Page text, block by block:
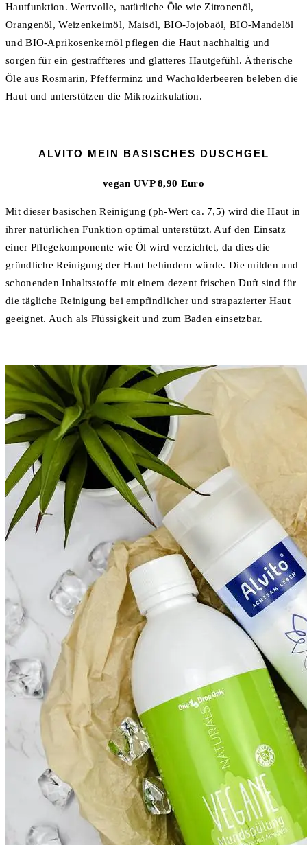
Hautfunktion. Wertvolle, natürliche Öle wie Zitronenöl,
Orangenöl, Weizenkeimöl, Maisöl, BIO-Jojobaöl, BIO-Mandelöl
und BIO-Aprikosenkernöl pflegen die Haut nachhaltig und
sorgen für ein gestraffteres und glatteres Hautgefühl. Ätherische
Öle aus Rosmarin, Pfefferminz und Wacholderbeeren beleben die
Haut und unterstützen die Mikrozirkulation.
ALVITO MEIN BASISCHES DUSCHGEL
vegan UVP 8,90 Euro
Mit dieser basischen Reinigung (ph-Wert ca. 7,5) wird die Haut in
ihrer natürlichen Funktion optimal unterstützt. Auf den Einsatz
einer Pflegekomponente wie Öl wird verzichtet, da dies die
gründliche Reinigung der Haut behindern würde. Die milden und
schonenden Inhaltsstoffe mit einem dezent frischen Duft sind für
die tägliche Reinigung bei empfindlicher und strapazierter Haut
geeignet. Auch als Flüssigkeit und zum Baden einsetzbar.